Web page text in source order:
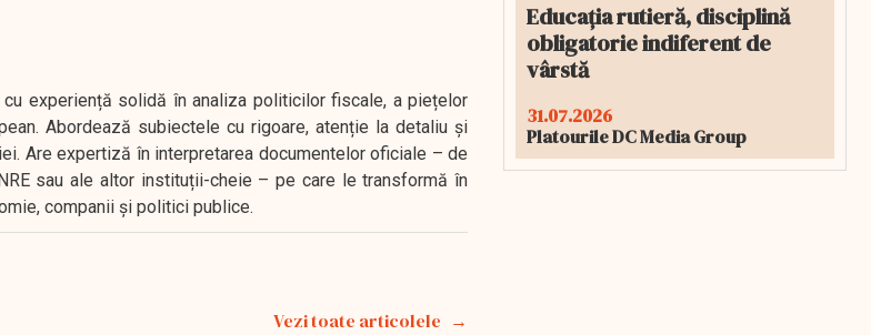
experiență solidă în analiza politicilor fiscale, a piețelor
Abordează subiectele cu rigoare, atenție la detaliu și
Are expertiză în interpretarea documentelor oficiale – de
sau ale altor instituții-cheie – pe care le transformă în
companii și politici publice.
Vezi toate articolele
Educația rutieră, disciplină
obligatorie indiferent de
vârstă
31.07.2026
Platourile DC Media Group